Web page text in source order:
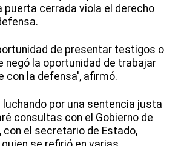
puerta cerrada viola el derecho
de presentar testigos o
negó la oportunidad de trabajar
con la defensa', afirmó.
por una sentencia justa
consultas con el Gobierno de
con el secretario de Estado,